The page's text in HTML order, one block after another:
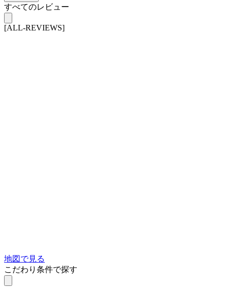
すべてのレビュー
[ALL-REVIEWS]
地図で見る
こだわり条件で探す